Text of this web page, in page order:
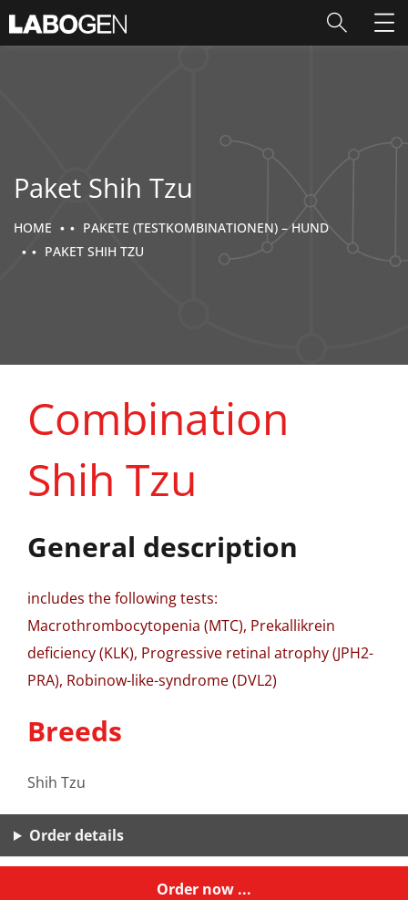
Paket Shih Tzu
HOME
PAKETE (TESTKOMBINATIONEN) – HUND
PAKET SHIH TZU
Combination
Shih Tzu
General description
includes the following tests:
Macrothrombocytopenia (MTC), Prekallikrein
deficiency (KLK), Progressive retinal atrophy (JPH2-
PRA), Robinow-like-syndrome (DVL2)
Breeds
Shih Tzu
Order details
Order now ...